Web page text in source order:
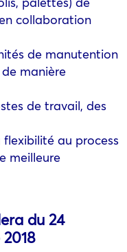
collaboration
de manutention
manière
de travail, des
au process
meilleure
du 24